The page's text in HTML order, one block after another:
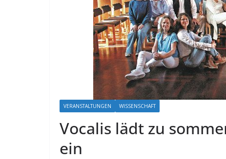
VERANSTALTUNGEN WISSENSCHAFT
Vocalis lädt zu
ein